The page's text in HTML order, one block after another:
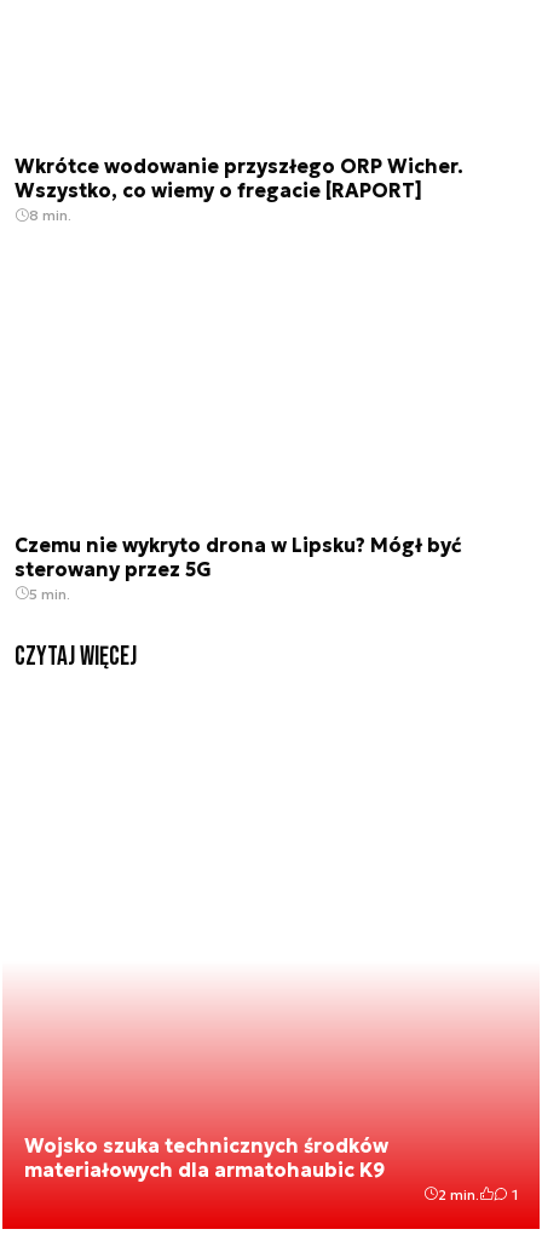
Wkrótce wodowanie przyszłego ORP Wicher.
Wszystko, co wiemy o fregacie [RAPORT]
8 min.
Czemu nie wykryto drona w Lipsku? Mógł być
sterowany przez 5G
5 min.
czytaj więcej
Wojsko szuka technicznych środków
materiałowych dla armatohaubic K9
2 min. 1